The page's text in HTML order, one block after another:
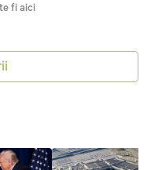
fi aici